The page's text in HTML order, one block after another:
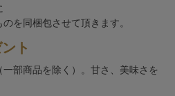
を同梱包させて頂きます。
ト
部商品を除く）。甘さ、美味さを